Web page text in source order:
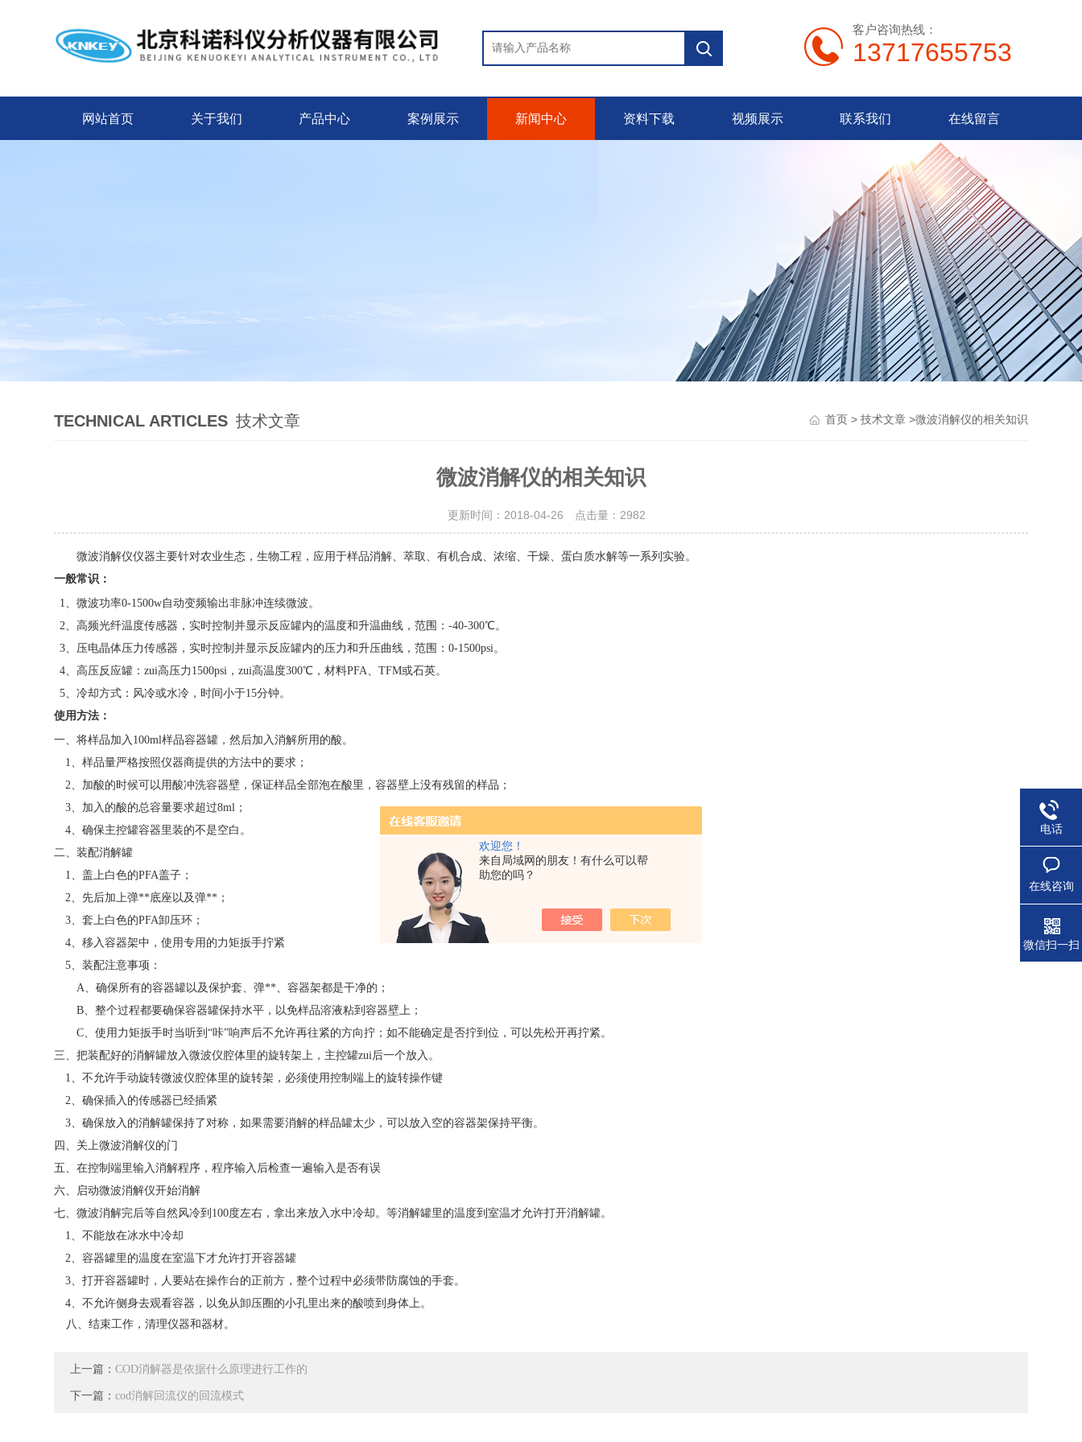
欢迎您！
来自局域网的朋友！有什么可以帮
助您的吗？
客户咨询热线：
13717655753
网站首页 关于我们 产品中心 案例展示 新闻中心 资料下载 视频展示 联系我们 在线留言
TECHNICAL ARTICLES 技术文章 首页> 技术文章>微波消解仪的相关知识
微波消解仪的相关知识
更新时间：2018-04-26 点击量： 2982
微波消解仪仪器主要针对农业生态，生物工程，应用于样品消解、萃取、有机合成、浓缩、干燥、蛋白质水解等一系列实验。
一般常识：
1、微波功率0-1500w自动变频输出非脉冲连续微波。
2、高频光纤温度传感器，实时控制并显示反应罐内的温度和升温曲线，范围：-40-300℃。
3、压电晶体压力传感器，实时控制并显示反应罐内的压力和升压曲线，范围：0-1500psi。
4、高压反应罐：zui高压力1500psi，zui高温度300℃，材料PFA、TFM或石英。
5、冷却方式：风冷或水冷，时间小于15分钟。
使用方法：
一、将样品加入100ml样品容器罐，然后加入消解所用的酸。
1、样品量严格按照仪器商提供的方法中的要求；
2、加酸的时候可以用酸冲洗容器壁，保证样品全部泡在酸里，容器壁上没有残留的样品；
3、加入的酸的总容量要求超过8ml；
4、确保主控罐容器里装的不是空白。
二、装配消解罐
1、盖上白色的PFA盖子；
2、先后加上弹**底座以及弹**；
3、套上白色的PFA卸压环；
4、移入容器架中，使用专用的力矩扳手拧紧
5、装配注意事项：
A、确保所有的容器罐以及保护套、弹**、容器架都是干净的；
B、整个过程都要确保容器罐保持水平，以免样品溶液粘到容器壁上；
C、使用力矩扳手时当听到“咔”响声后不允许再往紧的方向拧；如不能确定是否拧到位，可以先松开再拧紧。
三、把装配好的消解罐放入微波仪腔体里的旋转架上，主控罐zui后一个放入。
1、不允许手动旋转微波仪腔体里的旋转架，必须使用控制端上的旋转操作键
2、确保插入的传感器已经插紧
3、确保放入的消解罐保持了对称，如果需要消解的样品罐太少，可以放入空的容器架保持平衡。
四、关上微波消解仪的门
五、在控制端里输入消解程序，程序输入后检查一遍输入是否有误
六、启动微波消解仪开始消解
七、微波消解完后等自然风冷到100度左右，拿出来放入水中冷却。等消解罐里的温度到室温才允许打开消解罐。
1、不能放在冰水中冷却
2、容器罐里的温度在室温下才允许打开容器罐
3、打开容器罐时，人要站在操作台的正前方，整个过程中必须带防腐蚀的手套。
4、不允许侧身去观看容器，以免从卸压圈的小孔里出来的酸喷到身体上。
八、结束工作，清理仪器和器材。
上一篇：COD消解器是依据什么原理进行工作的
下一篇：cod消解回流仪的回流模式
电话
在线咨询
微信扫一扫